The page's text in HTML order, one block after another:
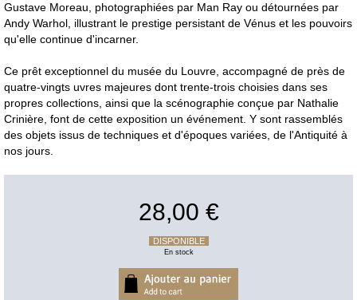
Gustave Moreau, photographiées par Man Ray ou détournées par
Andy Warhol, illustrant le prestige persistant de Vénus et les pouvoirs
qu'elle continue d'incarner.
Ce prêt exceptionnel du musée du Louvre, accompagné de près de
quatre-vingts uvres majeures dont trente-trois choisies dans ses
propres collections, ainsi que la scénographie conçue par Nathalie
Crinière, font de cette exposition un événement. Y sont rassemblés
des objets issus de techniques et d'époques variées, de l'Antiquité à
nos jours.
28,00 €
DISPONIBLE
En stock